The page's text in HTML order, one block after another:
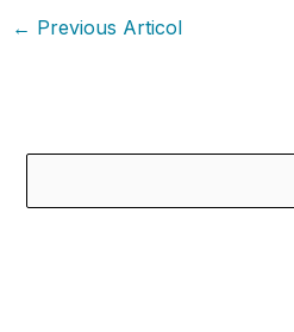
← Previous Articol